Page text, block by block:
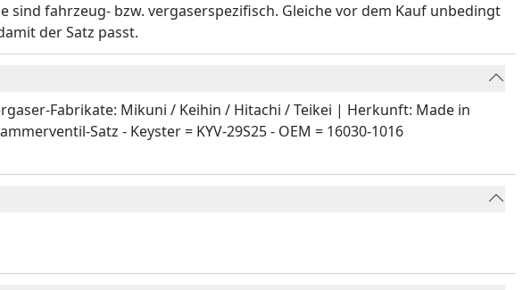
sind fahrzeug- bzw. vergaserspezifisch. Gleiche vor dem Kauf unbedingt
der Satz passt.
Fabrikate: Mikuni / Keihin / Hitachi / Teikei | Herkunft: Made in
Satz - Keyster = KYV-29S25 - OEM = 16030-1016